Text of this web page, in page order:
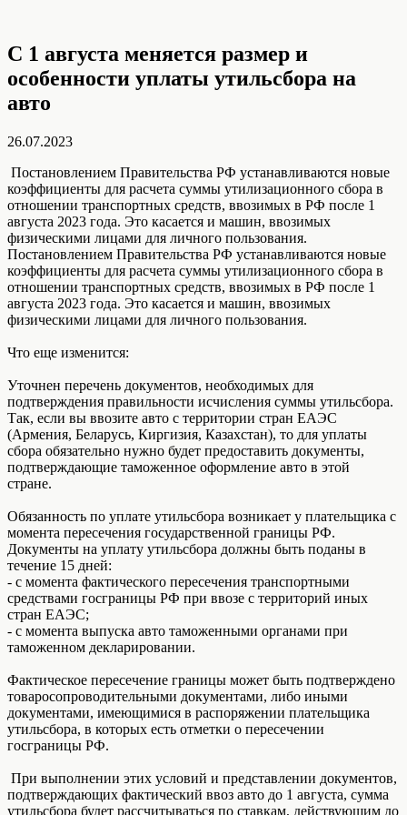
С 1 августа меняется размер и
особенности уплаты утильсбора на
авто
26.07.2023
Постановлением Правительства РФ устанавливаются новые
коэффициенты для расчета суммы утилизационного сбора в
отношении транспортных средств, ввозимых в РФ после 1
августа 2023 года. Это касается и машин, ввозимых
физическими лицами для личного пользования.
Постановлением Правительства РФ устанавливаются новые
коэффициенты для расчета суммы утилизационного сбора в
отношении транспортных средств, ввозимых в РФ после 1
августа 2023 года. Это касается и машин, ввозимых
физическими лицами для личного пользования.
Что еще изменится:
Уточнен перечень документов, необходимых для
подтверждения правильности исчисления суммы утильсбора.
Так, если вы ввозите авто с территории стран ЕАЭС
(Армения, Беларусь, Киргизия, Казахстан), то для уплаты
сбора обязательно нужно будет предоставить документы,
подтверждающие таможенное оформление авто в этой
стране.
Обязанность по уплате утильсбора возникает у плательщика с
момента пересечения государственной границы РФ.
Документы на уплату утильсбора должны быть поданы в
течение 15 дней:
- с момента фактического пересечения транспортными
средствами госграницы РФ при ввозе с территорий иных
стран ЕАЭС;
- с момента выпуска авто таможенными органами при
таможенном декларировании.
Фактическое пересечение границы может быть подтверждено
товаросопроводительными документами, либо иными
документами, имеющимися в распоряжении плательщика
утильсбора, в которых есть отметки о пересечении
госграницы РФ.
При выполнении этих условий и представлении документов,
подтверждающих фактический ввоз авто до 1 августа, сумма
утильсбора будет рассчитываться по ставкам, действующим до